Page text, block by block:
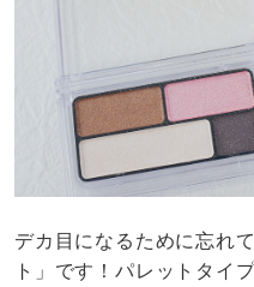
デカ目になるために忘れ
ト」です！パレットタイ